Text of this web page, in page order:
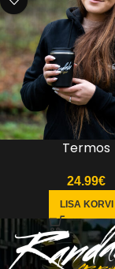
Termos
24.99€
LISA KORVI